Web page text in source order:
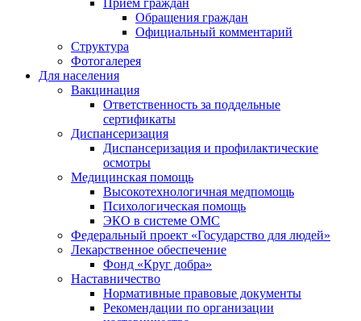
Обращения граждан
Официальный комментарий
Структура
Фотогалерея
Для населения
Вакцинация
Ответственность за поддельные
сертификаты
Диспансеризация
Диспансеризация и профилактические
осмотры
Медицинская помощь
Высокотехнологичная медпомощь
Психологическая помощь
ЭКО в системе ОМС
Федеральный проект «Государство для людей»
Лекарственное обеспечение
Фонд «Круг добра»
Наставничество
Нормативные правовые документы
Рекомендации по организации